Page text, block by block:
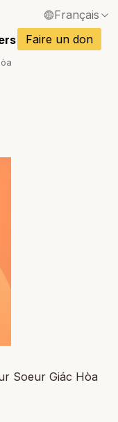
Français
/ Anglais
/ Espagnol
Faire un don
Soeur Giác Hòa